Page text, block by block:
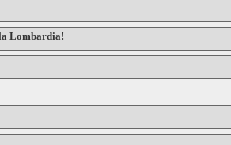
Lombardia!